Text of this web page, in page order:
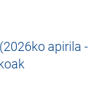
apirila -